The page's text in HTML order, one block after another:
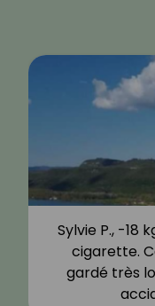
Sylvie P., -18
cigarette.
gardé très